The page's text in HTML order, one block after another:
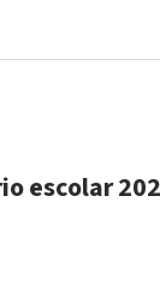
escolar